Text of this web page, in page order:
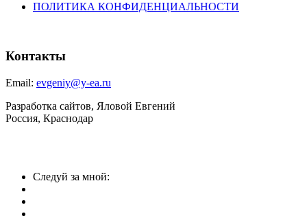
ПОЛИТИКА КОНФИДЕНЦИАЛЬНОСТИ
Контакты
Email: evgeniy@y-ea.ru
Разработка сайтов, Яловой Евгений
Россия, Краснодар
Следуй за мной: